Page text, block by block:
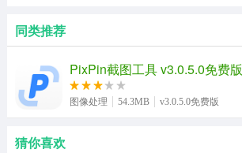
同类推荐
PixPin截图工具 v3.0.5.0免费版
图像处理 54.3MB v3.0.5.0免费版
猜你喜欢